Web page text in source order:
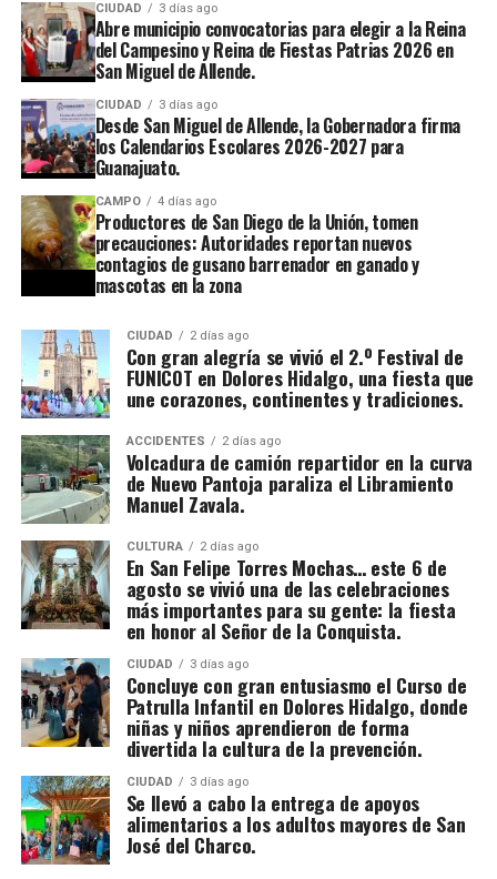
CIUDAD 3 días ago
Abre municipio convocatorias para elegir a la Reina
del Campesino y Reina de Fiestas Patrias 2026 en
San Miguel de Allende.
CIUDAD 3 días ago
Desde San Miguel de Allende, la Gobernadora firma
los Calendarios Escolares 2026-2027 para
Guanajuato.
CAMPO 4 días ago
Productores de San Diego de la Unión, tomen
precauciones: Autoridades reportan nuevos
contagios de gusano barrenador en ganado y
mascotas en la zona
CIUDAD 2 días ago
Con gran alegría se vivió el 2.º Festival de
FUNICOT en Dolores Hidalgo, una fiesta que
une corazones, continentes y tradiciones.
ACCIDENTES 2 días ago
Volcadura de camión repartidor en la curva
de Nuevo Pantoja paraliza el Libramiento
Manuel Zavala.
CULTURA 2 días ago
En San Felipe Torres Mochas… este 6 de
agosto se vivió una de las celebraciones
más importantes para su gente: la fiesta
en honor al Señor de la Conquista.
CIUDAD 3 días ago
Concluye con gran entusiasmo el Curso de
Patrulla Infantil en Dolores Hidalgo, donde
niñas y niños aprendieron de forma
divertida la cultura de la prevención.
CIUDAD 3 días ago
Se llevó a cabo la entrega de apoyos
alimentarios a los adultos mayores de San
José del Charco.